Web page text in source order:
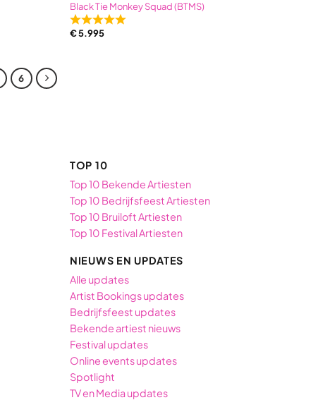
Black Tie Monkey Squad (BTMS)
Rated
5,0
€5.995
6
TOP 10
Top 10 Bekende Artiesten
Top 10 Bedrijfsfeest Artiesten
Top 10 Bruiloft Artiesten
Top 10 Festival Artiesten
NIEUWS EN UPDATES
Alle updates
Artist Bookings updates
Bedrijfsfeest updates
Bekende artiest nieuws
Festival updates
Online events updates
Spotlight
TV en Media updates